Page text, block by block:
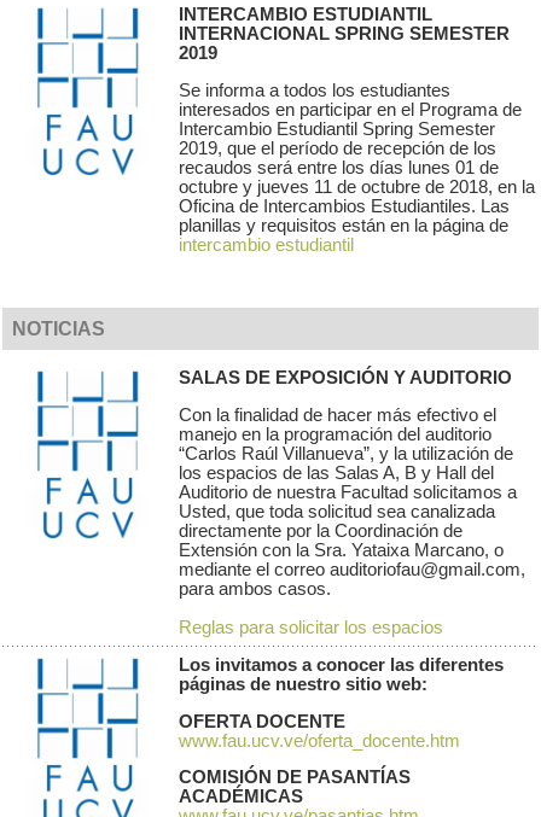
INTERCAMBIO ESTUDIANTIL
INTERNACIONAL SPRING SEMESTER
2019
Se informa a todos los estudiantes
interesados en participar en el Programa de
Intercambio Estudiantil Spring Semester
2019, que el período de recepción de los
recaudos será entre los días lunes 01 de
octubre y jueves 11 de octubre de 2018, en la
Oficina de Intercambios Estudiantiles. Las
planillas y requisitos están en la página de
intercambio estudiantil
NOTICIAS
SALAS DE EXPOSICIÓN Y AUDITORIO
Con la finalidad de hacer más efectivo el
manejo en la programación del auditorio
“Carlos Raúl Villanueva”, y la utilización de
los espacios de las Salas A, B y Hall del
Auditorio de nuestra Facultad solicitamos a
Usted, que toda solicitud sea canalizada
directamente por la Coordinación de
Extensión con la Sra. Yataixa Marcano, o
mediante el correo auditoriofau@gmail.com,
para ambos casos.
Reglas para solicitar los espacios
Los invitamos a conocer las diferentes
páginas de nuestro sitio web:
OFERTA DOCENTE
www.fau.ucv.ve/oferta_docente.htm
COMISIÓN DE PASANTÍAS
ACADÉMICAS